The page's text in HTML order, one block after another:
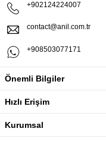
+902124224007
contact@anil.com.tr
+908503077171
Önemli Bilgiler
Hızlı Erişim
Kurumsal